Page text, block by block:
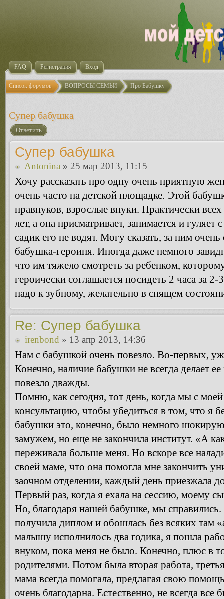
FAQ Регистрация Вход
Список форумов ВОПРОСЫ СЕМЬИ Про Бабушку
Супер бабушка
Ответить
Супер бабушка
Antonina » 25 мар 2013, 11:15
Хочу рассказать про одну очень приятную
очень часто на детской площадке. Этой
правнуков, взрослые внуки. Практически
лет, а она присматривает, занимается и
садик его не водят. Могу сказать, за ним
бабушка-героиня. Иногда даже немного
что им тяжело смотреть за ребенком,
героически соглашается посидеть 2 часа за
надо к зубному, желательно в спящем
Re: Супер бабушка
irenbond » 13 апр 2013, 14:36
Нам с бабушкой очень повезло. Во-первых,
Конечно, наличие бабушки не всегда делает
повезло дважды.
Помню, как сегодня, тот день, когда мы с
консультацию, чтобы убедиться в том, что я
бабушки это, конечно, было немного
замужем, но еще не закончила институт. «А
переживала больше меня. Но вскоре все
своей маме, что она помогла мне закончить
заочном отделении, каждый день приезжала
Первый раз, когда я ехала на сессию, моему
Но, благодаря нашей бабушке, мы справились.
получила диплом и обошлась без всяких там
малышу исполнилось два годика, я пошла
внуком, пока меня не было. Конечно, плюс в
родителями. Потом была вторая работа,
мама всегда помогала, предлагая свою
очень благодарна. Естественно, не всегда